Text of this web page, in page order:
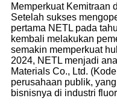
Memperkuat Kemitraan
Setelah sukses
pertama NETL pada
kembali melakukan
semakin memperkuat
2024, NETL menjadi
Materials Co., Ltd.
perusahaan publik,
bisnisnya di industri